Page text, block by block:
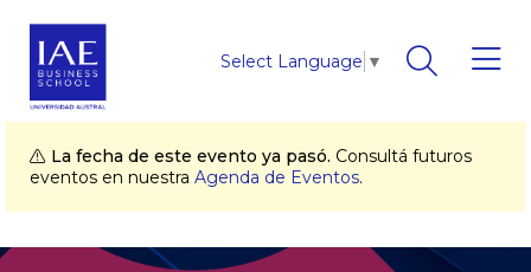
Select Language ▼
La fecha de este evento ya pasó. Consultá futuros
eventos en nuestra Agenda de Eventos.